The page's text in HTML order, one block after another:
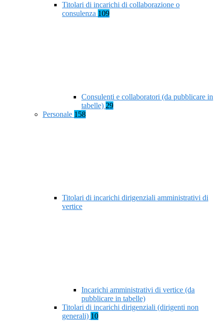
Titolari di incarichi di collaborazione o
consulenza 109
Consulenti e collaboratori (da pubblicare in
tabelle) 29
Personale 158
Titolari di incarichi dirigenziali amministrativi di
vertice
Incarichi amministrativi di vertice (da
pubblicare in tabelle)
Titolari di incarichi dirigenziali (dirigenti non
generali) 10